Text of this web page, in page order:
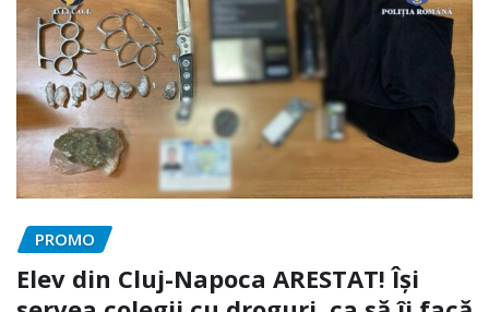
PROMO
Elev din Cluj-Napoca ARESTAT! Își